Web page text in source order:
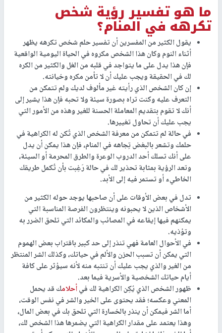
ما هو تفسير رؤية شخص
تكرهه في المنام؟
يقول الكثير من المفسرين أن تفسير حلم شخص تكرهه يظهر
أثناء النوم وكان هذا الشخص مكروه في الحياة اليومية الواقعية
فإن هذا يدل على ما يتواجد في قلبه من الغل والكثير من الكره
لك في الحقيقة ويجب عليك أن لا تأمن مكره وخيانته.
إن كان الشخص الذي رأيته غير مألوف لديك ولم تتمكن من
التعرف عليه وكنت تراه بصورة سيئة ولا تحبه فإن هذا يشير إلى
أنك لا تقوم بتقديم المعاملة الحسنة للغير وهذه من الأمور التي
يجب عليك أن تحاول تغييرها.
في حالة لم تتمكن من معرفة الشخص الذي تُكن له الكراهية في
حلمك وتشعر بالبغض تِجاهه في المنام، فإن هذا يمكن أن يدل
على أنك تسلك أحد الدروب الوعرة والطرق المحرمة أو السيئة،
وتعد الرؤية بمثابة تحذير لك في حالة رَغِبت بأن تُكمل طريقك
الخاطيء أو تستمر فيه إلى الأبد.
تدل في بعض الأوقات على أن صاحبها يوجد حوله الكثير من
الأشخاص الذين لا يحبونه وينتظرون الفرصة المناسبة التي
يمكنهم فيها إيقاعه في المصائب والمكائد التي تلحق الضرر به
وتؤذيه.
في الأحوال العامة فهي تنذر إلى حد كبير باقتراب بعض الهموم
التي يمكن أن تسبب الحزن والألم في حياتك، وكذلك الشر المنتظر
من الغير والذي يجب عليك أن تنتبه منه لأنه سيؤثر على كافة
أيام حياتك الشخصية والأسرية فيما بعد.
ظهور الشخص الذي يُكِن الكراهية لك فيأحلامك قد يحمل
المعني وعكسه؛ فقد يحتوى على الخير والشر في نفس الوقت،
أما الشر فيمكن أن ينذر بالخسارة التي تلحق بك في بعض المال،
وهذا يعتمد على مقدار الكراهية التي يضمرها هذا الشخص لك،